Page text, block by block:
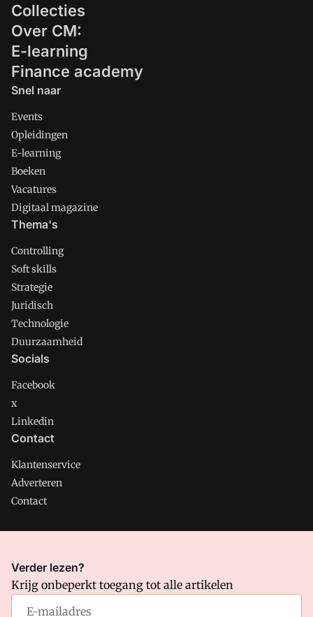
Collecties
Over CM:
E-learning
Finance academy
Snel naar
Events
Opleidingen
E-learning
Boeken
Vacatures
Digitaal magazine
Thema's
Controlling
Soft skills
Strategie
Juridisch
Technologie
Duurzaamheid
Socials
Facebook
x
Linkedin
Contact
Klantenservice
Adverteren
Contact
CMweb is onderdeel van VMN media. Lees in
waar VMN media voor staat. Op gebruik van deze site zijn de
volgende regelingen van toepassing:Algemene Voorwaarden
Privacy en Cookie beleid
Verder lezen?
Krijg onbeperkt toegang tot alle artikelen